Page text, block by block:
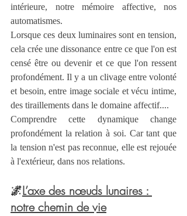
intérieure, notre mémoire affective, nos
automatismes.
Lorsque ces deux luminaires sont en tension,
cela crée une dissonance entre ce que l'on est
censé être ou devenir et ce que l'on ressent
profondément. Il y a un clivage entre volonté
et besoin, entre image sociale et vécu intime,
des tiraillements dans le domaine affectif....
Comprendre cette dynamique change
profondément la relation à soi. Car tant que
la tension n'est pas reconnue, elle est rejouée
à l'extérieur, dans nos relations.
🌌L’axe des nœuds lunaires :
notre chemin de vie